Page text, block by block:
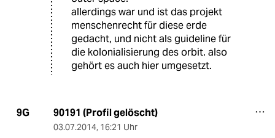
allerdings war und ist das projekt
menschenrecht für diese erde
gedacht, und nicht als guideline für
die kolonialisierung des orbit. also
gehört es auch hier umgesetzt.
9G 90191 (Profil gelöscht)
03.07.2014, 16:21 Uhr